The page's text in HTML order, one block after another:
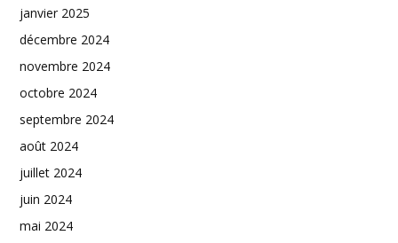
janvier 2025
décembre 2024
novembre 2024
octobre 2024
septembre 2024
août 2024
juillet 2024
juin 2024
mai 2024